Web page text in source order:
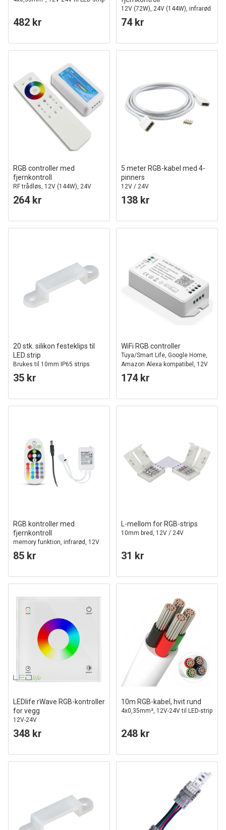
482 kr
12V (72W), 24V (144W), infrarød
74 kr
RGB controller med
fjernkontroll
RF trådløs, 12V (144W), 24V
(288W)
264 kr
5 meter RGB-kabel med 4-
pinners
12V / 24V
138 kr
20 stk. silikon festeklips til
LED strip
Brukes til 10mm IP65 strips
35 kr
WiFi RGB controller
Tuya/Smart Life, Google Home,
Amazon Alexa kompatibel, 12V
(120W), 24V (240W)
174 kr
RGB kontroller med
fjernkontroll
memory funktion, infrarød, 12V
(72W), 24V (144W)
85 kr
L-mellom for RGB-strips
10mm bred, 12V / 24V
31 kr
LEDlife rWave RGB-kontroller
for vegg
12V-24V
348 kr
10m RGB-kabel, hvit rund
4x0,35mm², 12V-24V til LED-strip
248 kr